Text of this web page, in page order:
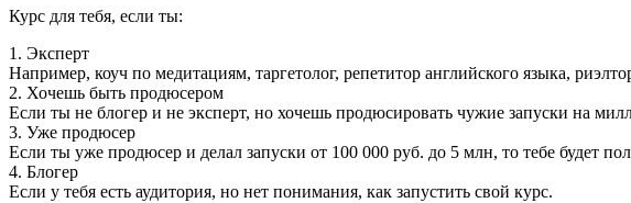
Курс для тебя, если ты:
1. Эксперт
Например, коуч по медитациям, таргетолог, репетитор английского языка,
2. Хочешь быть продюсером
Если ты не блогер и не эксперт, но хочешь продюсировать чужие запуски на
3. Уже продюсер
Если ты уже продюсер и делал запуски от 100 000 руб. до 5 млн, то тебе будет
4. Блогер
Если у тебя есть аудитория, но нет понимания, как запустить свой курс.